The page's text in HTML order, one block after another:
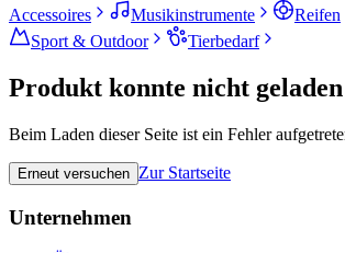
Accessoires
Musikinstrumente Reifen
Sport & Outdoor
Tierbedarf
Produkt konnte nicht
Beim Laden dieser Seite ist ein Fehler
Erneut versuchen Zur Startseite
Unternehmen